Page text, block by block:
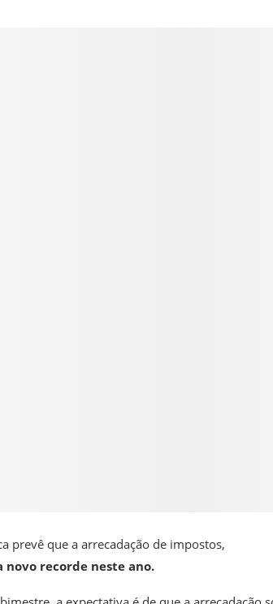
prevê que a arrecadação de impostos,
novo recorde neste ano.